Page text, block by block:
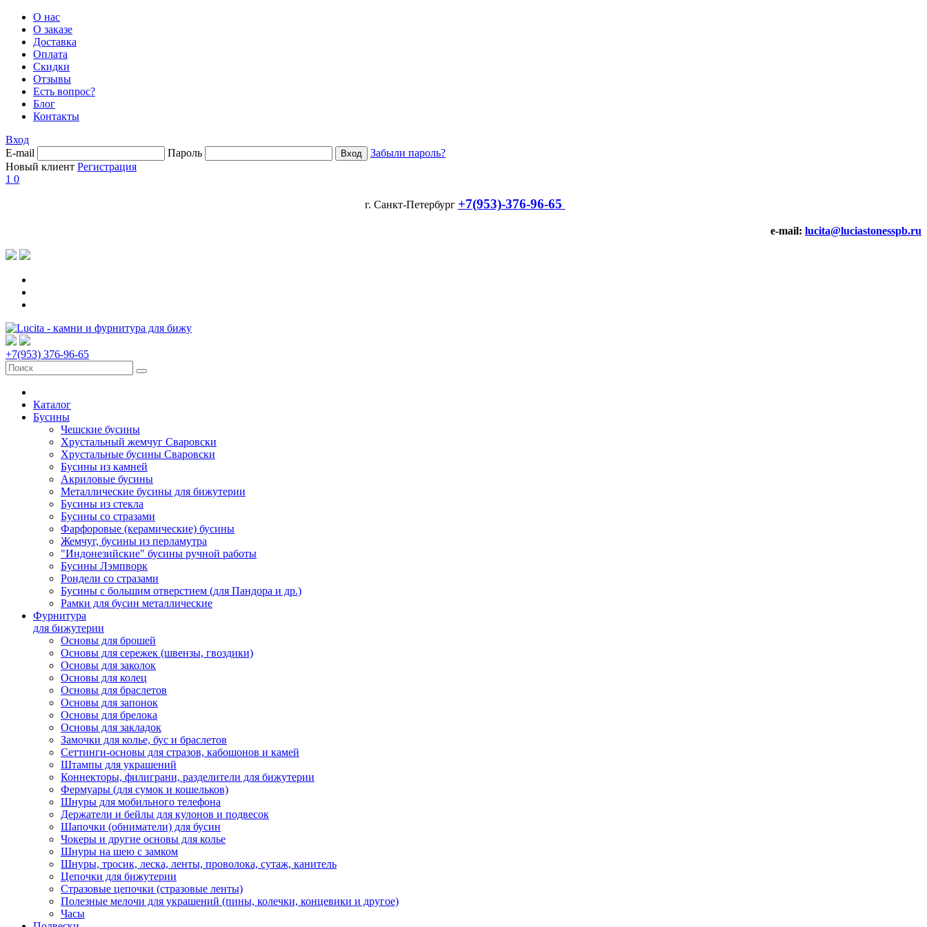
О нас
О заказе
Доставка
Оплата
Скидки
Отзывы
Есть вопрос?
Блог
Контакты
Вход
E-mail
Пароль
Забыли пароль?
Новый клиент Регистрация
1 0
г. Санкт-Петербург +7(953)-376-96-65
e-mail: lucita@luciastonesspb.ru
+7(953) 376-96-65
Каталог
Бусины
Чешские бусины
Хрустальный жемчуг Сваровски
Хрустальные бусины Сваровски
Бусины из камней
Акриловые бусины
Металлические бусины для бижутерии
Бусины из стекла
Бусины со стразами
Фарфоровые (керамические) бусины
Жемчуг, бусины из перламутра
"Индонезийские" бусины ручной работы
Бусины Лэмпворк
Рондели со стразами
Бусины с большим отверстием (для Пандора и др.)
Рамки для бусин металлические
Фурнитура
для бижутерии
Основы для брошей
Основы для сережек (швензы, гвоздики)
Основы для заколок
Основы для колец
Основы для браслетов
Основы для запонок
Основы для брелока
Основы для закладок
Замочки для колье, бус и браслетов
Сеттинги-основы для стразов, кабошонов и камей
Штампы для украшений
Коннекторы, филиграни, разделители для бижутерии
Фермуары (для сумок и кошельков)
Шнуры для мобильного телефона
Держатели и бейлы для кулонов и подвесок
Шапочки (обниматели) для бусин
Чокеры и другие основы для колье
Шнуры на шею с замком
Шнуры, тросик, леска, ленты, проволока, сутаж, канитель
Цепочки для бижутерии
Стразовые цепочки (стразовые ленты)
Полезные мелочи для украшений (пины, колечки, концевики и другое)
Часы